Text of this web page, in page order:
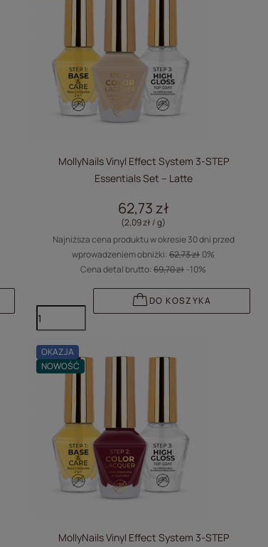
MollyNails Vinyl Effect System 3-STEP
Essentials Set – Latte
62,73 zł
(2,09 zł / g)
Najniższa cena produktu w okresie 30 dni przed
wprowadzeniem obniżki:62,73 zł 0%
Cena detal brutto:69,70 zł -10%
DO KOSZYKA
OKAZJA
NOWOŚĆ
MollyNails Vinyl Effect System 3-STEP